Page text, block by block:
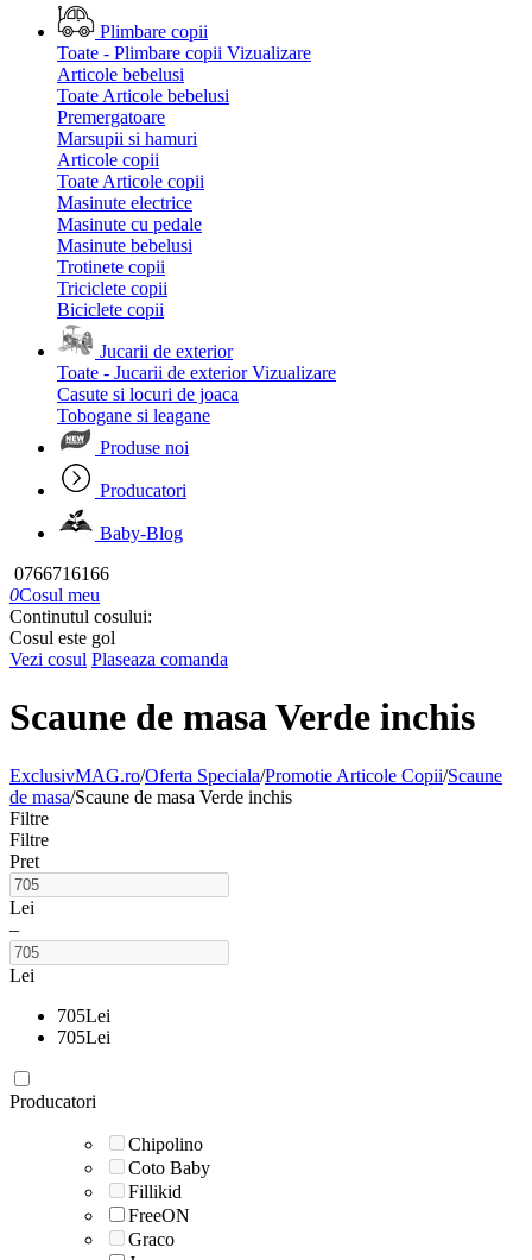
Plimbare copii
Toate - Plimbare copii Vizualizare
Articole bebelusi
Toate Articole bebelusi
Premergatoare
Marsupii si hamuri
Articole copii
Toate Articole copii
Masinute electrice
Masinute cu pedale
Masinute bebelusi
Trotinete copii
Triciclete copii
Biciclete copii
Jucarii de exterior
Toate - Jucarii de exterior Vizualizare
Casute si locuri de joaca
Tobogane si leagane
Produse noi
Producatori
Baby-Blog
0766716166
0Cosul meu
Continutul cosului:
Cosul este gol
Vezi cosul Plaseaza comanda
Scaune de masa Verde inchis
ExclusivMAG.ro/Oferta Speciala/Promotie Articole Copii/Scaune
de masa/Scaune de masa Verde inchis
Filtre
Filtre
Pret
Lei
–
Lei
705Lei
705Lei
Producatori
Chipolino
Coto Baby
Fillikid
FreeON
Graco